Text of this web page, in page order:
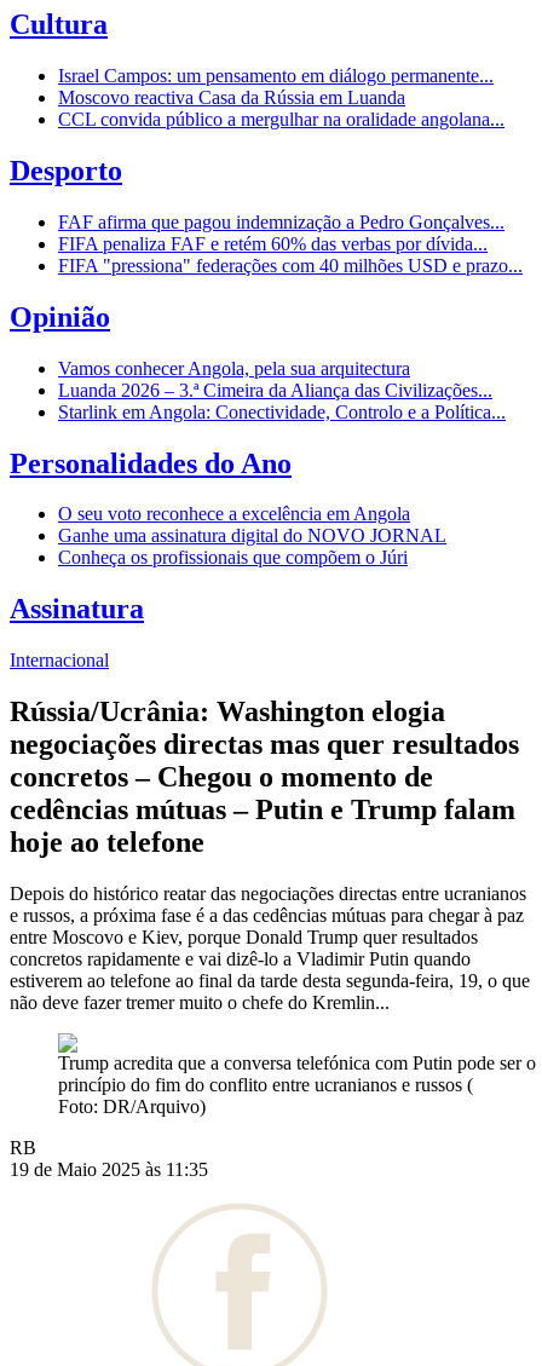
Cultura
Israel Campos: um pensamento em diálogo permanente...
Moscovo reactiva Casa da Rússia em Luanda
CCL convida público a mergulhar na oralidade angolana...
Desporto
FAF afirma que pagou indemnização a Pedro Gonçalves...
FIFA penaliza FAF e retém 60% das verbas por dívida...
FIFA "pressiona" federações com 40 milhões USD e prazo...
Opinião
Vamos conhecer Angola, pela sua arquitectura
Luanda 2026 – 3.ª Cimeira da Aliança das Civilizações...
Starlink em Angola: Conectividade, Controlo e a Política...
Personalidades do Ano
O seu voto reconhece a excelência em Angola
Ganhe uma assinatura digital do NOVO JORNAL
Conheça os profissionais que compõem o Júri
Assinatura
Internacional
Rússia/Ucrânia: Washington elogia
negociações directas mas quer resultados
concretos – Chegou o momento de
cedências mútuas – Putin e Trump falam
hoje ao telefone
Depois do histórico reatar das negociações directas entre ucranianos
e russos, a próxima fase é a das cedências mútuas para chegar à paz
entre Moscovo e Kiev, porque Donald Trump quer resultados
concretos rapidamente e vai dizê-lo a Vladimir Putin quando
estiverem ao telefone ao final da tarde desta segunda-feira, 19, o que
não deve fazer tremer muito o chefe do Kremlin...
Trump acredita que a conversa telefónica com Putin pode ser o
princípio do fim do conflito entre ucranianos e russos (
Foto: DR/Arquivo)
RB
19 de Maio 2025 às 11:35